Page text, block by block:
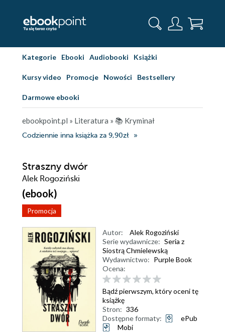
Kategorie Ebooki Audiobooki Książki
Kursy video Promocje Nowości Bestsellery
Darmowe ebooki
ebookpoint.pl » Literatura » 📚 Kryminał
Codziennie inna książka za 9,90zł
Straszny dwór
Alek Rogoziński
(ebook)
Promocja
Autor:
Alek Rogoziński
Serie wydawnicze: Seria z
Siostrą Chmielewską
Wydawnictwo: Purple Book
Ocena:
Bądź pierwszym, który oceni tę
książkę
Stron: 336
Dostępne formaty:
ePub
Mobi